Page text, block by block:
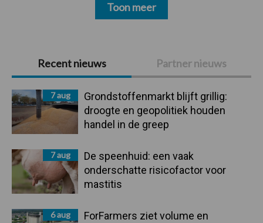
Primaire
Sidebar
Recent nieuws Partner nieuws
7 aug
Grondstoffenmarkt blijft grillig:
droogte en geopolitiek houden
handel in de greep
7 aug
De speenhuid: een vaak
onderschatte risicofactor voor
mastitis
6 aug
ForFarmers ziet volume en
Toon meer